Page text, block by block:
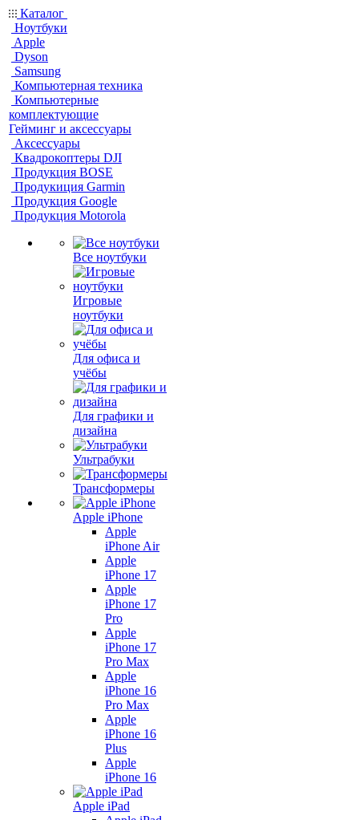
Каталог
Ноутбуки
Apple
Dyson
Samsung
Компьютерная техника
Компьютерные
комплектующие
Гейминг и аксессуары
Аксессуары
Квадрокоптеры DJI
Продукция BOSE
Продукиция Garmin
Продукция Google
Продукция Motorola
Все ноутбуки
Игровые
ноутбуки
Для офиса и
учёбы
Для графики и
дизайна
Ультрабуки
Трансформеры
Apple iPhone
Apple
iPhone Air
Apple
iPhone 17
Apple
iPhone 17
Pro
Apple
iPhone 17
Pro Max
Apple
iPhone 16
Pro Max
Apple
iPhone 16
Plus
Apple
iPhone 16
Apple iPad